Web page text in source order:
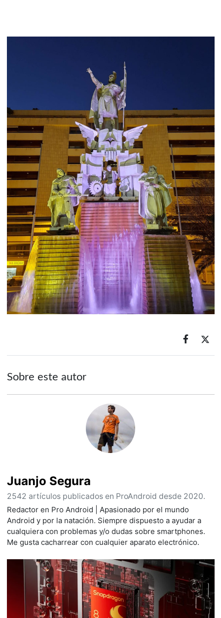
Sobre este autor
Juanjo Segura
2542 artículos publicados en ProAndroid desde 2020.
Redactor en Pro Android | Apasionado por el mundo
Android y por la natación. Siempre dispuesto a ayudar a
cualquiera con problemas y/o dudas sobre smartphones.
Me gusta cacharrear con cualquier aparato electrónico.